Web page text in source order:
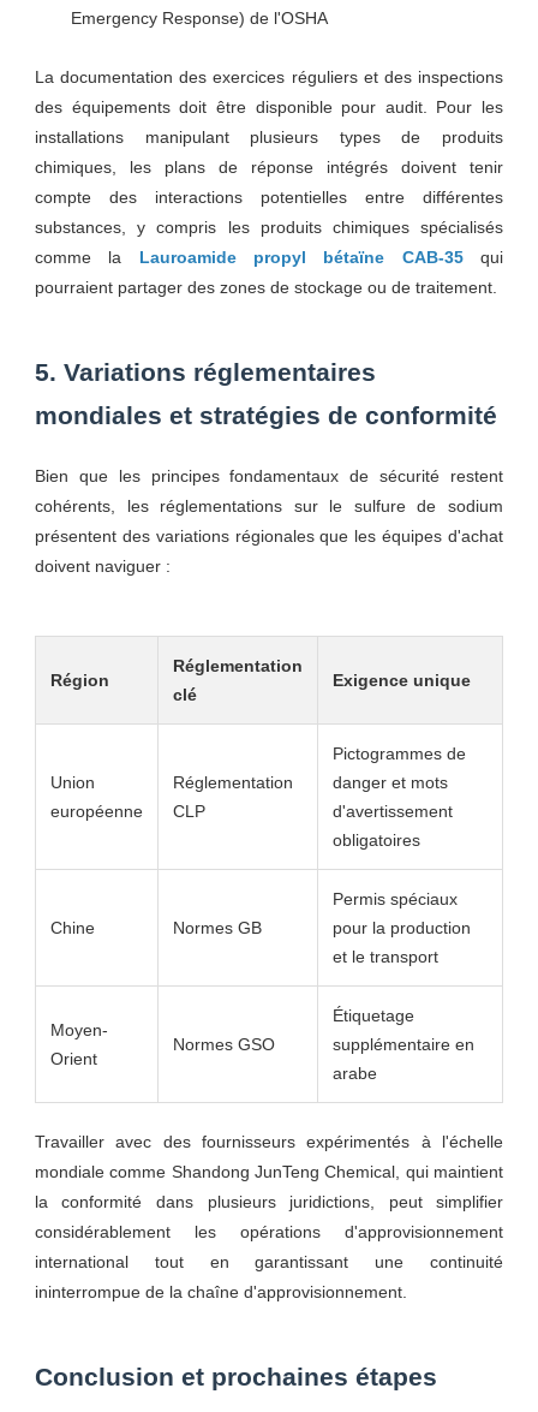
Emergency Response) de l'OSHA
La documentation des exercices réguliers et des inspections
des équipements doit être disponible pour audit. Pour les
installations manipulant plusieurs types de produits
chimiques, les plans de réponse intégrés doivent tenir
compte des interactions potentielles entre différentes
substances, y compris les produits chimiques spécialisés
comme la Lauroamide propyl bétaïne CAB-35qui
pourraient partager des zones de stockage ou de traitement.
5. Variations réglementaires
mondiales et stratégies de conformité
Bien que les principes fondamentaux de sécurité restent
cohérents, les réglementations sur le sulfure de sodium
présentent des variations régionales que les équipes d'achat
doivent naviguer :
Région
Réglementation
clé
Exigence unique
Union
européenne
Réglementation
CLP
Pictogrammes de
danger et mots
d'avertissement
obligatoires
Chine Normes GB
Permis spéciaux
pour la production
et le transport
Moyen-
Orient
Normes GSO
Étiquetage
supplémentaire en
arabe
Travailler avec des fournisseurs expérimentés à l'échelle
mondiale comme Shandong JunTeng Chemical, qui maintient
la conformité dans plusieurs juridictions, peut simplifier
considérablement les opérations d'approvisionnement
international tout en garantissant une continuité
ininterrompue de la chaîne d'approvisionnement.
Conclusion et prochaines étapes